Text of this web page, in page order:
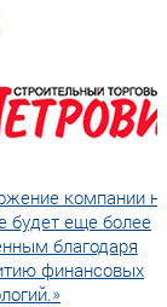
компании
будет еще более
благодаря
финансовых